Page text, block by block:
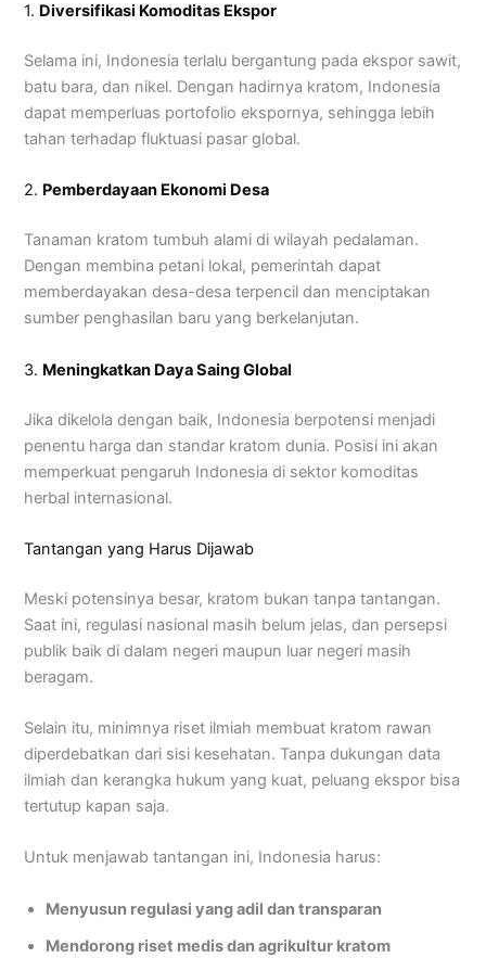
1. Diversifikasi Komoditas Ekspor
Selama ini, Indonesia terlalu bergantung pada ekspor sawit,
batu bara, dan nikel. Dengan hadirnya kratom, Indonesia
dapat memperluas portofolio ekspornya, sehingga lebih
tahan terhadap fluktuasi pasar global.
2. Pemberdayaan Ekonomi Desa
Tanaman kratom tumbuh alami di wilayah pedalaman.
Dengan membina petani lokal, pemerintah dapat
memberdayakan desa-desa terpencil dan menciptakan
sumber penghasilan baru yang berkelanjutan.
3. Meningkatkan Daya Saing Global
Jika dikelola dengan baik, Indonesia berpotensi menjadi
penentu harga dan standar kratom dunia. Posisi ini akan
memperkuat pengaruh Indonesia di sektor komoditas
herbal internasional.
Tantangan yang Harus Dijawab
Meski potensinya besar, kratom bukan tanpa tantangan.
Saat ini, regulasi nasional masih belum jelas, dan persepsi
publik baik di dalam negeri maupun luar negeri masih
beragam.
Selain itu, minimnya riset ilmiah membuat kratom rawan
diperdebatkan dari sisi kesehatan. Tanpa dukungan data
ilmiah dan kerangka hukum yang kuat, peluang ekspor bisa
tertutup kapan saja.
Untuk menjawab tantangan ini, Indonesia harus:
Menyusun regulasi yang adil dan transparan
Mendorong riset medis dan agrikultur kratom